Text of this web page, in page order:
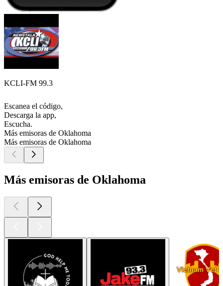
KCLI-FM 99.3
Escanea el código,
Descarga la app,
Escucha.
Más emisoras de Oklahoma
Más emisoras de Oklahoma
Más emisoras de Oklahoma